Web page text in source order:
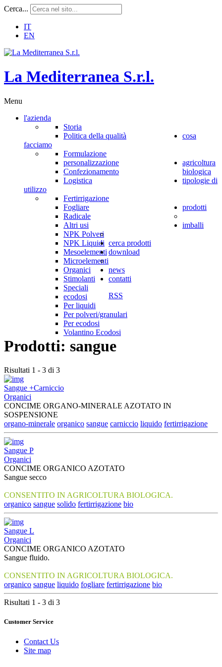
Cerca...
IT
EN
La Mediterranea S.r.l.
Menu
l'azienda
Storia
Politica della qualità
cosa
facciamo
Formulazione
personalizzazione
Confezionamento
Logistica
agricoltura
biologica
tipologie di
utilizzo
Fertirrigazione
Fogliare
Radicale
Altri usi
prodotti
NPK Polveri
NPK Liquidi
Mesoelementi
Microelementi
Organici
Stimolanti
Speciali
ecodosi
imballi
Per liquidi
Per polveri/granulari
Per ecodosi
cerca prodotti
download
Volantino Ecodosi
news
contatti
RSS
Prodotti: sangue
Risultati 1 - 3 di 3
Sangue +Carniccio
Organici
CONCIME ORGANO-MINERALE AZOTATO IN
SOSPENSIONE
organo-minerale organico sangue carniccio liquido fertirrigazione
Sangue P
Organici
CONCIME ORGANICO AZOTATO
Sangue secco
CONSENTITO IN AGRICOLTURA BIOLOGICA.
organico sangue solido fertirrigazione bio
Sangue L
Organici
CONCIME ORGANICO AZOTATO
Sangue fluido.
CONSENTITO IN AGRICOLTURA BIOLOGICA.
organico sangue liquido fogliare fertirrigazione bio
Risultati 1 - 3 di 3
Customer Service
Contact Us
Site map